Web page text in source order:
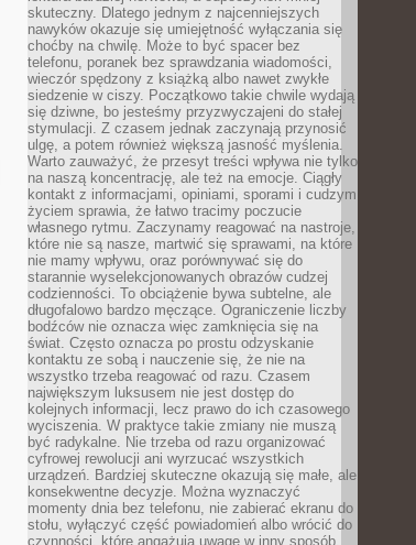
skuteczny. Dlatego jednym z najcenniejszych
nawyków okazuje się umiejętność wyłączania się
choćby na chwilę. Może to być spacer bez
telefonu, poranek bez sprawdzania wiadomości,
wieczór spędzony z książką albo nawet zwykłe
siedzenie w ciszy. Początkowo takie chwile wydają
się dziwne, bo jesteśmy przyzwyczajeni do stałej
stymulacji. Z czasem jednak zaczynają przynosić
ulgę, a potem również większą jasność myślenia.
Warto zauważyć, że przesyt treści wpływa nie tylko
na naszą koncentrację, ale też na emocje. Ciągły
kontakt z informacjami, opiniami, sporami i cudzym
życiem sprawia, że łatwo tracimy poczucie
własnego rytmu. Zaczynamy reagować na nastroje,
które nie są nasze, martwić się sprawami, na które
nie mamy wpływu, oraz porównywać się do
starannie wyselekcjonowanych obrazów cudzej
codzienności. To obciążenie bywa subtelne, ale
długofalowo bardzo męczące. Ograniczenie liczby
bodźców nie oznacza więc zamknięcia się na
świat. Często oznacza po prostu odzyskanie
kontaktu ze sobą i nauczenie się, że nie na
wszystko trzeba reagować od razu. Czasem
największym luksusem nie jest dostęp do
kolejnych informacji, lecz prawo do ich czasowego
wyciszenia. W praktyce takie zmiany nie muszą
być radykalne. Nie trzeba od razu organizować
cyfrowej rewolucji ani wyrzucać wszystkich
urządzeń. Bardziej skuteczne okazują się małe, ale
konsekwentne decyzje. Można wyznaczyć
momenty dnia bez telefonu, nie zabierać ekranu do
stołu, wyłączyć część powiadomień albo wrócić do
czynności, które angażują uwagę w inny sposób.